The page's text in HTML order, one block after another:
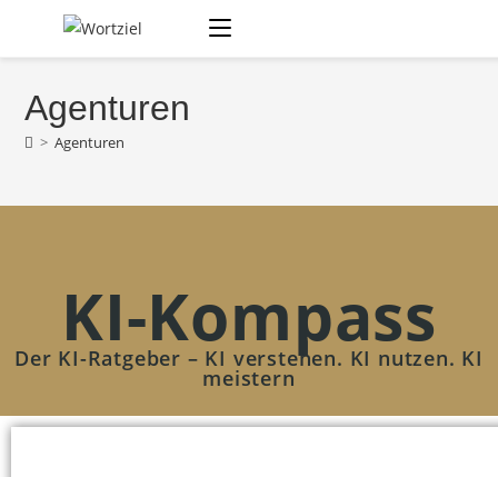
Agenturen
> Agenturen
KI-Kompass
Der KI-Ratgeber – KI verstehen. KI nutzen. KI
meistern